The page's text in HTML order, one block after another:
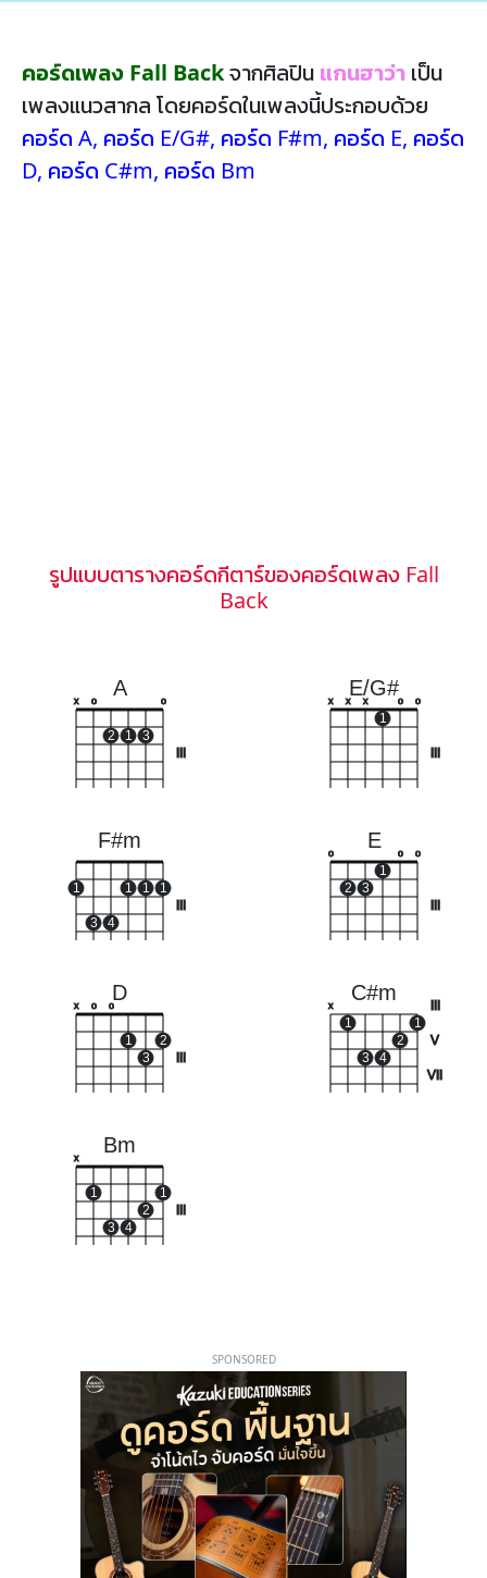
คอร์ดเพลง Fall Backจากศิลปิน แกนฮาว่า เป็น
เพลงแนวสากล โดยคอร์ดในเพลงนี้ประกอบด้วย
คอร์ด A, คอร์ด E/G#, คอร์ด F#m, คอร์ด E, คอร์ด
D, คอร์ด C#m, คอร์ด Bm
รูปแบบตารางคอร์ดกีตาร์ของคอร์ดเพลง Fall
Back
A
x o
2 1 3
o
E/G#
x x x
1
o o
F#m
1
3 4
1 1 1
E
o
2 3
1
o o
D
x o o
1
3
2
C#m
V
VII
x
1
3 4
2
1
Bm
x
1
3 4
2
1
SPONSORED